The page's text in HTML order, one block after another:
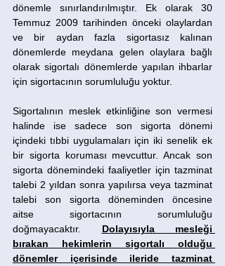
dönemle sınırlandırılmıştır. Ek olarak 30
Temmuz 2009 tarihinden önceki olaylardan
ve bir aydan fazla sigortasız kalınan
dönemlerde meydana gelen olaylara bağlı
olarak sigortalı dönemlerde yapılan ihbarlar
için sigortacının sorumluluğu yoktur.
Sigortalının meslek etkinliğine son vermesi
halinde ise sadece son sigorta dönemi
içindeki tıbbi uygulamaları için iki senelik ek
bir sigorta koruması mevcuttur. Ancak son
sigorta dönemindeki faaliyetler için tazminat
talebi 2 yıldan sonra yapılırsa veya tazminat
talebi son sigorta döneminden öncesine
aitse sigortacının sorumluluğu
doğmayacaktır. Dolayısıyla mesleği
bırakan hekimlerin sigortalı olduğu
dönemler içerisinde ileride tazminat